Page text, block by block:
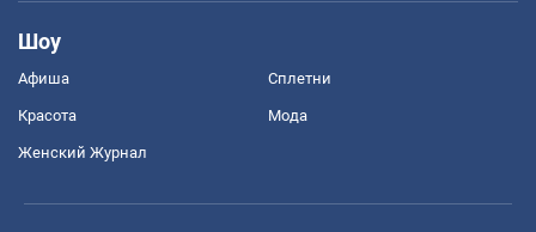
Шоу
Афиша Сплетни
Красота Мода
Женский Журнал